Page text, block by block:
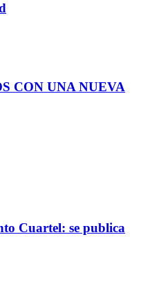
CON UNA NUEVA
Cuartel: se publica